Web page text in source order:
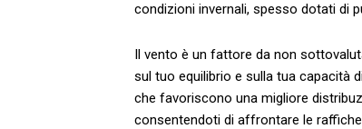
‌condizioni invernali,​ spesso dotati di
Il vento è un fattore da non
sul⁣ tuo equilibrio e‌ sulla tua‍ capacità
che favoriscono una‍ migliore
consentendoti​ di affrontare le